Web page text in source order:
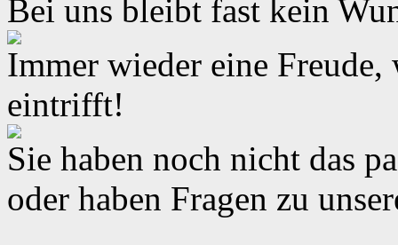
Bei uns bleibt fast kein
Immer wieder eine
eintrifft!
Sie haben noch nicht das
oder haben Fragen zu